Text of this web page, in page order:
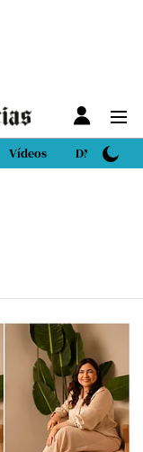
Vídeos DN Sport